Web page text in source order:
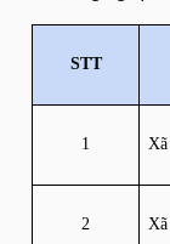
STT
1
2